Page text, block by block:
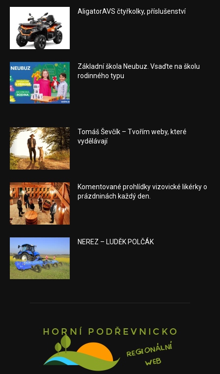
AligatorAVS čtyřkolky, příslušenství
Základní škola Neubuz. Vsaďte na školu
rodinného typu
Tomáš Ševčík – Tvořím weby, které
vydělávají
Komentované prohlídky vizovické likérky o
prázdninách každý den.
NEREZ – LUDĚK POLČÁK